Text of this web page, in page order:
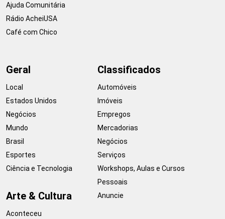
Ajuda Comunitária
Rádio AcheiUSA
Café com Chico
Geral
Local
Estados Unidos
Negócios
Mundo
Brasil
Esportes
Ciência e Tecnologia
Arte & Cultura
Aconteceu
Classificados
Automóveis
Imóveis
Empregos
Mercadorias
Negócios
Serviços
Workshops, Aulas e Cursos
Pessoais
Anuncie